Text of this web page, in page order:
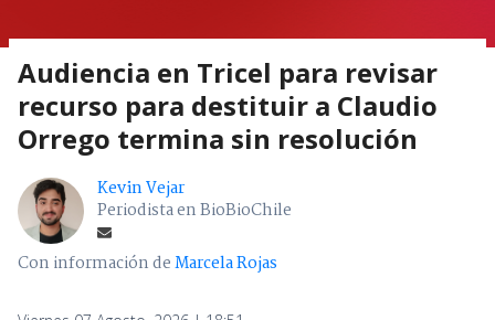
Audiencia en Tricel para revisar
recurso para destituir a Claudio
Orrego termina sin resolución
Kevin Vejar
Periodista en BioBioChile
Con información deMarcela Rojas